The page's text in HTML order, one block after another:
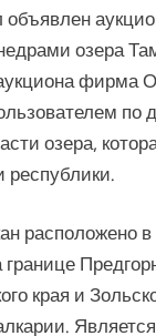
озера
фирма
по
озера,
республики.
расположено в
границе
края и